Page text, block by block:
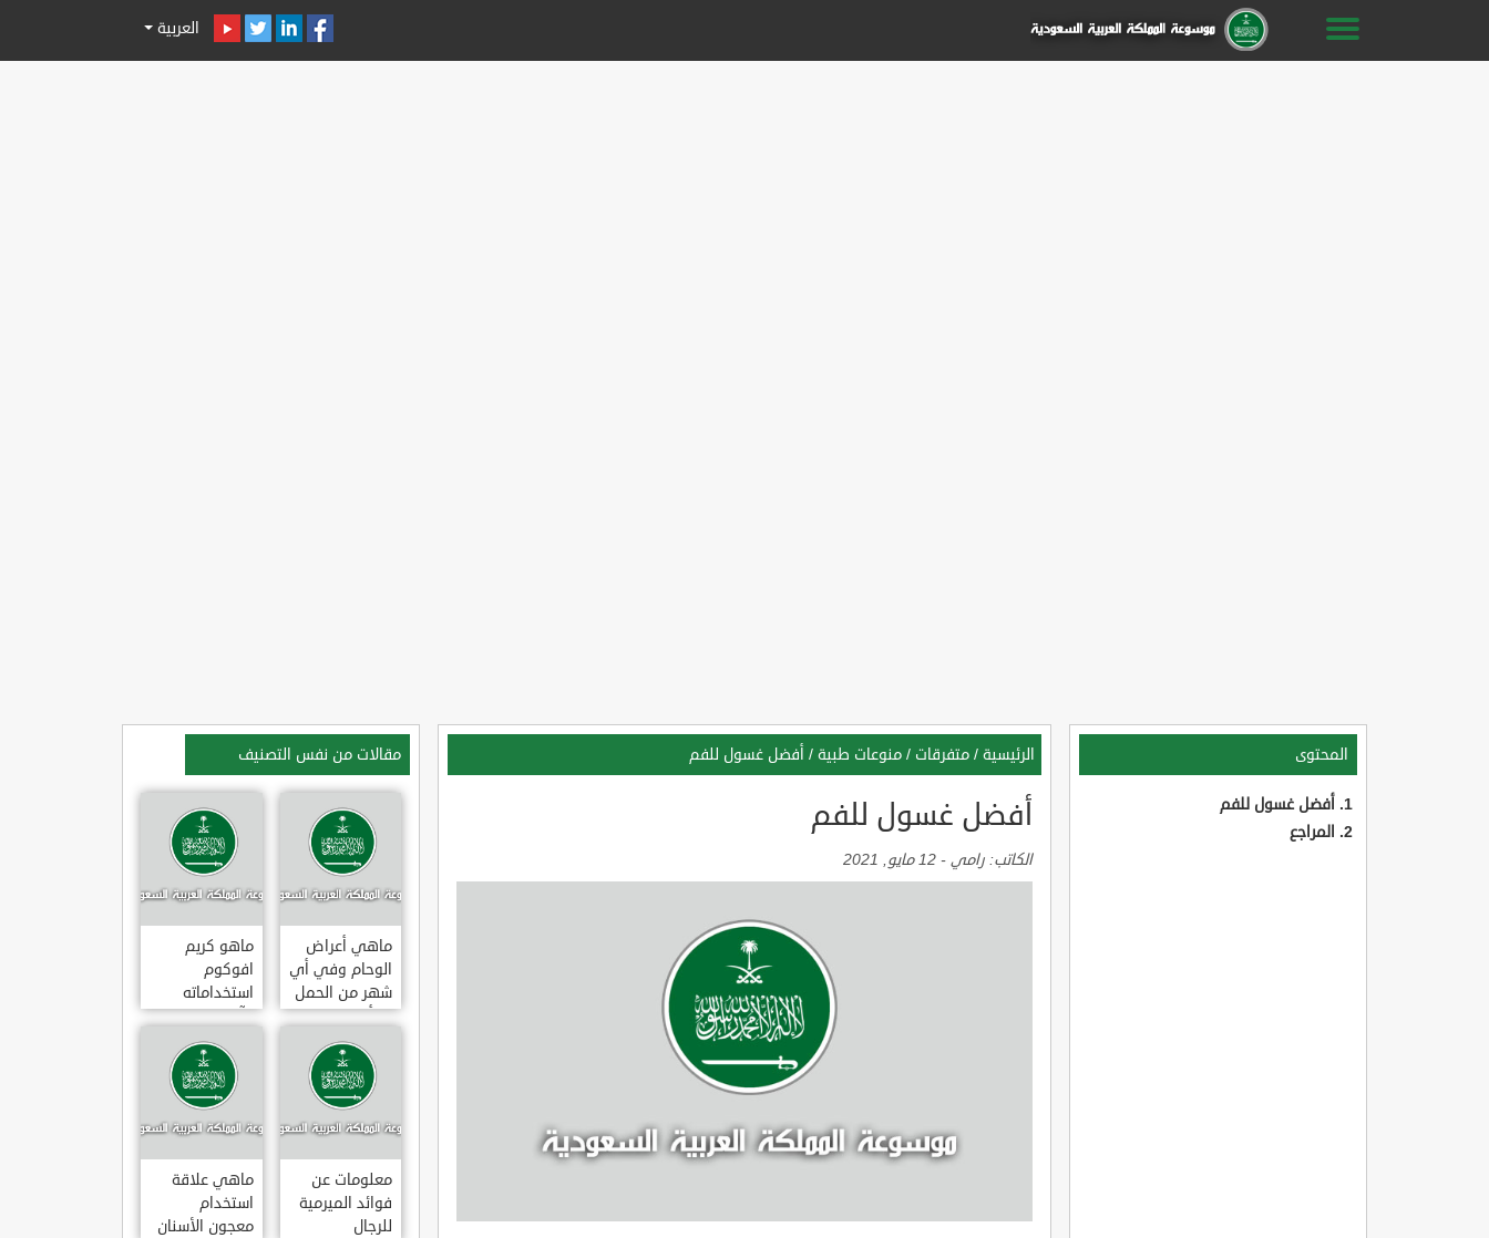
العربية
المحتوى
أفضل غسول للفم
المراجع
الرئيسية / متفرقات / منوعات طبية / أفضل غسول للفم
أفضل غسول للفم
الكاتب: رامي - 12 مايو, 2021
مقالات من نفس التصنيف
ماهي أعراض
الوحام وفي أي
شهر من الحمل
يبدأ
ماهو كريم
افوكوم
استخداماته
وآثاره الجانبية
معلومات عن
فوائد الميرمية
للرجال
ماهي علاقة
استخدام
معجون الأسنان